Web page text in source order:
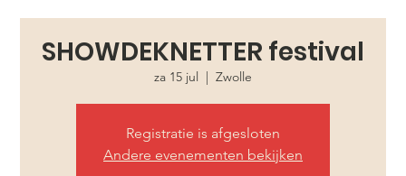
SHOWDEKNETTER festival
za 15 jul
  |
Zwolle
Registratie is afgesloten
Andere evenementen bekijken